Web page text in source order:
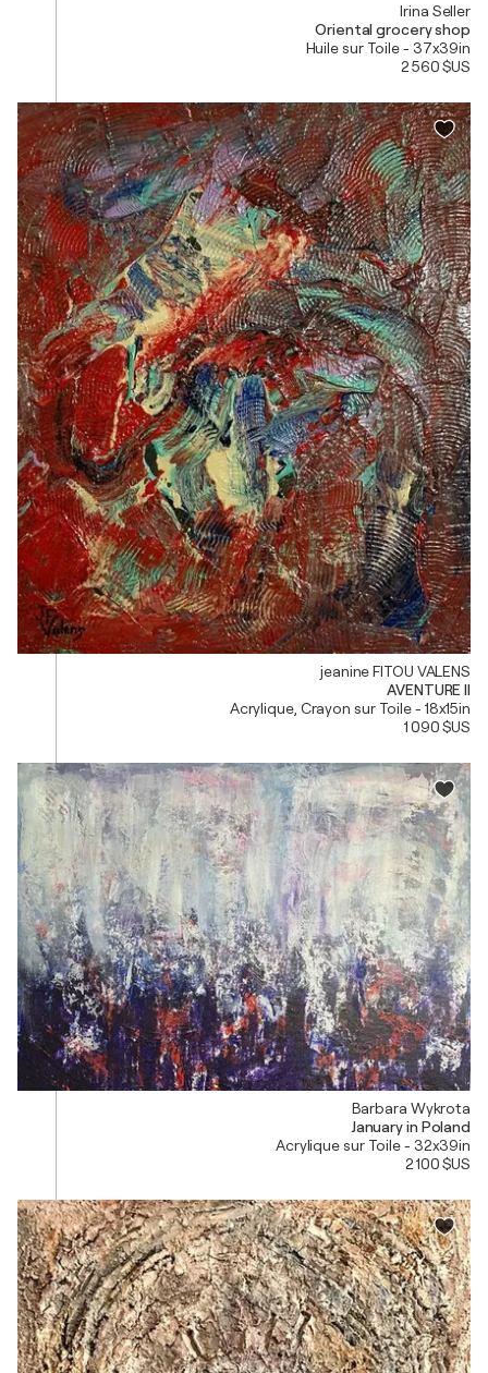
Irina Seller
Oriental grocery shop
Huile sur Toile - 37x39in
2 560 $US
jeanine FITOU VALENS
AVENTURE II
Acrylique, Crayon sur Toile - 18x15in
1 090 $US
Barbara Wykrota
January in Poland
Acrylique sur Toile - 32x39in
2 100 $US